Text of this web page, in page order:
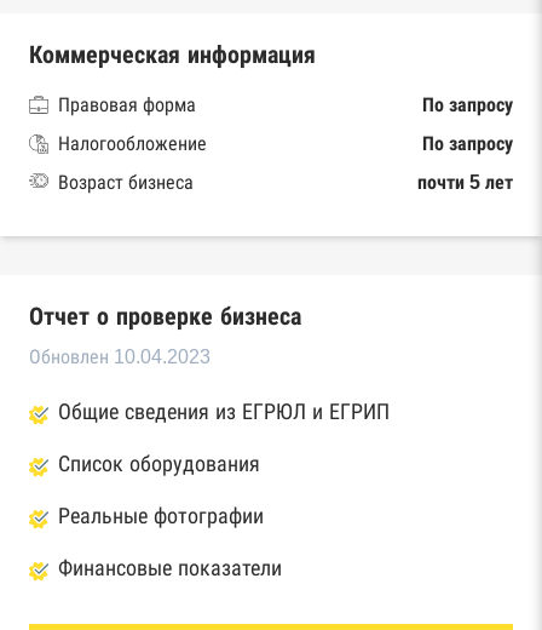
Коммерческая информация
Правовая форма
По запросу
Налогообложение
По запросу
Возраст бизнеса
почти 5 лет
Отчет о проверке бизнеса
Обновлен 10.04.2023
Общие сведения из ЕГРЮЛ и ЕГРИП
Список оборудования
Реальные фотографии
Финансовые показатели